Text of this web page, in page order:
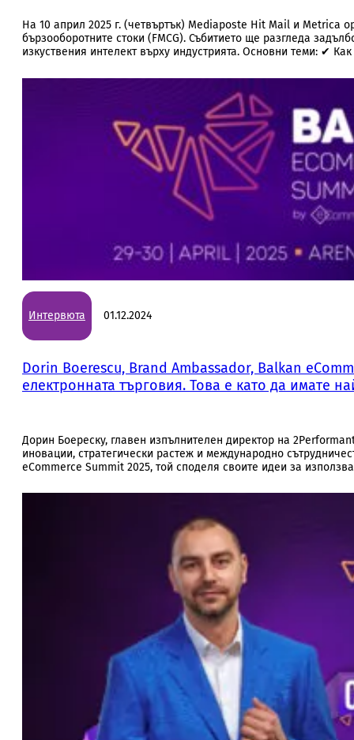
На 10 април 2025 г. (четвъртък) Mediaposte Hit Mail и Metrica
бързооборотните стоки (FMCG). Събитието ще разгледа
изкуствения интелект върху индустрията. Основни теми: ✔
Интервюта 01.12.2024
Dorin Boerescu, Brand Ambassador, Balkan
електронната търговия. Това е като да имате
Дорин Боереску, главен изпълнителен директор на
иновации, стратегически растеж и международно
eCommerce Summit 2025, той споделя своите идеи за